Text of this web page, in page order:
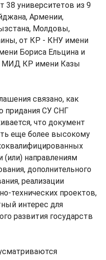
38 университетов из 9
Армении,
Молдовы,
от КР - КНУ имени
Бориса Ельцина и
МИД КР имени Казы
связано, как
придания СУ СНГ
что документ
еще более высокому
(или) направлениям
дополнительного
реализации
технических проектов,
интерес для
развития государств